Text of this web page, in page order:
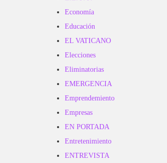
Economía
Educación
EL VATICANO
Elecciones
Eliminatorias
EMERGENCIA
Emprendemiento
Empresas
EN PORTADA
Entretenimiento
ENTREVISTA